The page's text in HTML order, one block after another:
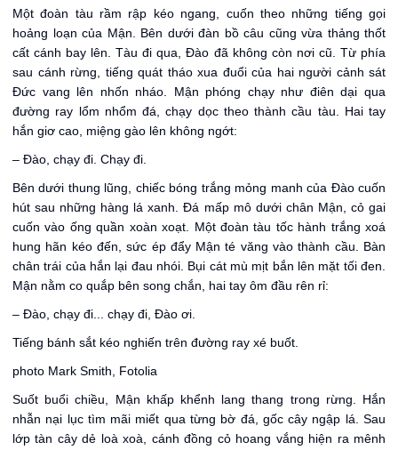
Một đoàn tàu rầm rập kéo ngang, cuốn theo những tiếng gọi
hoảng loạn của Mận. Bên dưới đàn bồ câu cũng vừa thảng thốt
cất cánh bay lên. Tàu đi qua, Đào đã không còn nơi cũ. Từ phía
sau cánh rừng, tiếng quát tháo xua đuổi của hai người cảnh sát
Đức vang lên nhốn nháo. Mận phóng chạy như điên dại qua
đường ray lổm nhổm đá, chạy dọc theo thành cầu tàu. Hai tay
hắn giơ cao, miệng gào lên không ngớt:
– Đào, chạy đi. Chạy đi.
Bên dưới thung lũng, chiếc bóng trắng mỏng manh của Đào cuốn
hút sau những hàng lá xanh. Đá mấp mô dưới chân Mận, cỏ gai
cuốn vào ống quần xoàn xoạt. Một đoàn tàu tốc hành trắng xoá
hung hãn kéo đến, sức ép đẩy Mận té văng vào thành cầu. Bàn
chân trái của hắn lại đau nhói. Bụi cát mù mịt bắn lên mặt tối đen.
Mận nằm co quắp bên song chắn, hai tay ôm đầu rên rỉ:
– Đào, chạy đi... chạy đi, Đào ơi.
Tiếng bánh sắt kéo nghiến trên đường ray xé buốt.
photo Mark Smith, Fotolia
Suốt buổi chiều, Mận khấp khểnh lang thang trong rừng. Hắn
nhẫn nại lục tìm mãi miết qua từng bờ đá, gốc cây ngập lá. Sau
lớp tàn cây dẻ loà xoà, cánh đồng cỏ hoang vắng hiện ra mênh